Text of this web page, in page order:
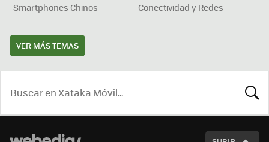
Smartphones Chinos
Conectividad y Redes
VER MÁS TEMAS